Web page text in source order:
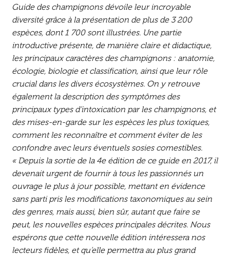
Guide des champignons dévoile leur incroyable
diversité grâce à la présentation de plus de 3 200
espèces, dont 1 700 sont illustrées. Une partie
introductive présente, de manière claire et didactique,
les principaux caractères des champignons : anatomie,
écologie, biologie et classification, ainsi que leur rôle
crucial dans les divers écosystèmes. On y retrouve
également la description des symptômes des
principaux types d’intoxication par les champignons, et
des mises-en-garde sur les espèces les plus toxiques,
comment les reconnaître et comment éviter de les
confondre avec leurs éventuels sosies comestibles.
« Depuis la sortie de la 4e édition de ce guide en 2017, il
devenait urgent de fournir à tous les passionnés un
ouvrage le plus à jour possible, mettant en évidence
sans parti pris les modifications taxonomiques au sein
des genres, mais aussi, bien sûr, autant que faire se
peut, les nouvelles espèces principales décrites. Nous
espérons que cette nouvelle édition intéressera nos
lecteurs fidèles, et qu’elle permettra au plus grand